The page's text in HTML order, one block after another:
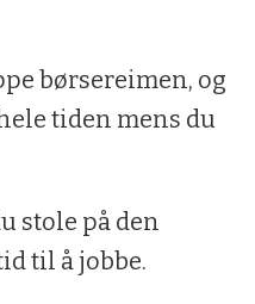
børsereimen, og
tiden mens du
stole på den
til å jobbe.